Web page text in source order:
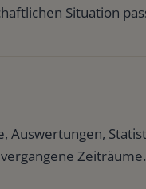
Situation
Auswertungen,
Zeiträume.